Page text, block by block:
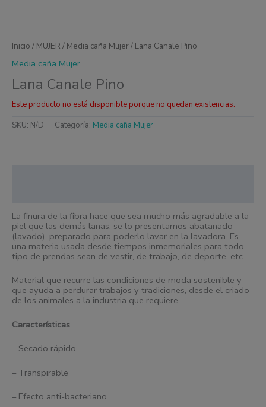
Inicio / MUJER / Media caña Mujer/ Lana Canale Pino
Media caña Mujer
Lana Canale Pino
Este producto no está disponible porque no quedan existencias.
SKU: N/D Categoría: Media caña Mujer
La finura de la fibra hace que sea mucho más agradable a la
piel que las demás lanas; se lo presentamos abatanado
(lavado), preparado para poderlo lavar en la lavadora. Es
una materia usada desde tiempos inmemoriales para todo
tipo de prendas sean de vestir, de trabajo, de deporte, etc.
Material que recurre las condiciones de moda sostenible y
que ayuda a perdurar trabajos y tradiciones, desde el criado
de los animales a la industria que requiere.
Características
– Secado rápido
– Transpirable
– Efecto anti-bacteriano